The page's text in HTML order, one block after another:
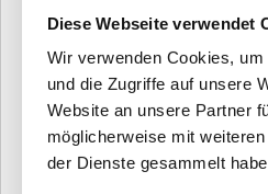
Diese Webseite verwendet
Wir verwenden Cookies,
und die Zugriffe auf unsere
Website an unsere Partner
möglicherweise mit
der Dienste gesammelt